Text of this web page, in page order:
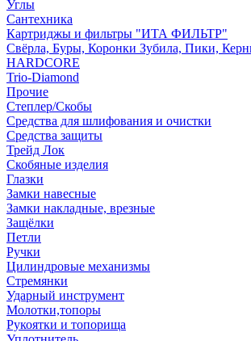
Углы
Сантехника
Картриджы и фильтры "ИТА ФИЛЬТР"
Свёрла, Буры, Коронки Зубила, Пики,
HARDCORE
Trio-Diamond
Прочие
Степлер/Скобы
Средства для шлифования и очистки
Средства защиты
Трейд Лок
Скобяные изделия
Глазки
Замки навесные
Замки накладные, врезные
Защёлки
Петли
Ручки
Цилиндровые механизмы
Стремянки
Ударный инструмент
Молотки,топоры
Рукоятки и топорища